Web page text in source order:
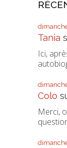
Tania
Ici,
Colo
Merci,